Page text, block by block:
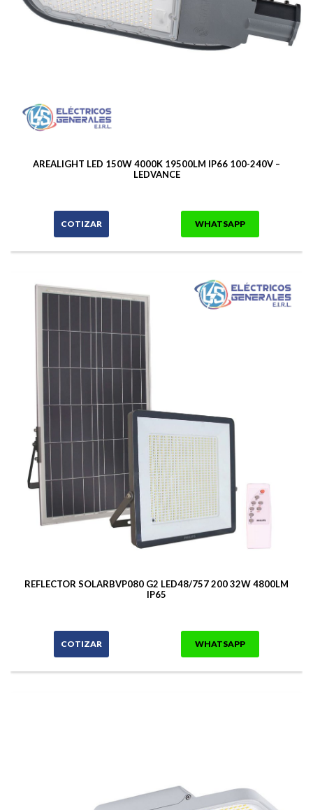
AREALIGHT LED 150W 4000K 19500LM IP66 100-240V –
LEDVANCE
COTIZAR WHATSAPP
REFLECTOR SOLARBVP080 G2 LED48/757 200 32W 4800LM
IP65
COTIZAR WHATSAPP